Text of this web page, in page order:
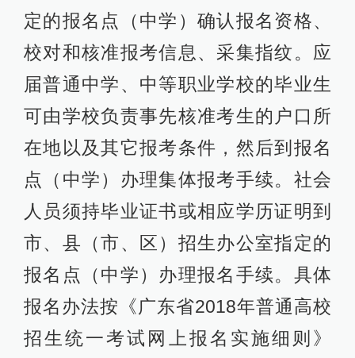
定的报名点（中学）确认报名资格、
校对和核准报考信息、采集指纹。应
届普通中学、中等职业学校的毕业生
可由学校负责事先核准考生的户口所
在地以及其它报考条件，然后到报名
点（中学）办理集体报考手续。社会
人员须持毕业证书或相应学历证明到
市、县（市、区）招生办公室指定的
报名点（中学）办理报名手续。具体
报名办法按《广东省2018年普通高校
招生统一考试网上报名实施细则》